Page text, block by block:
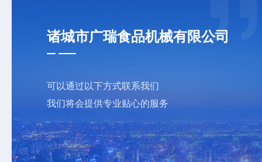
诸城市广瑞食品机械有限公司
可以通过以下方式联系我们
我们将会提供专业贴心的服务